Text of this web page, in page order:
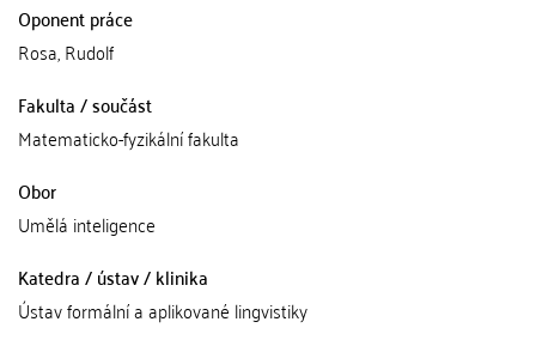
Oponent práce
Rosa, Rudolf
Fakulta / součást
Matematicko-fyzikální fakulta
Obor
Umělá inteligence
Katedra / ústav / klinika
Ústav formální a aplikované lingvistiky